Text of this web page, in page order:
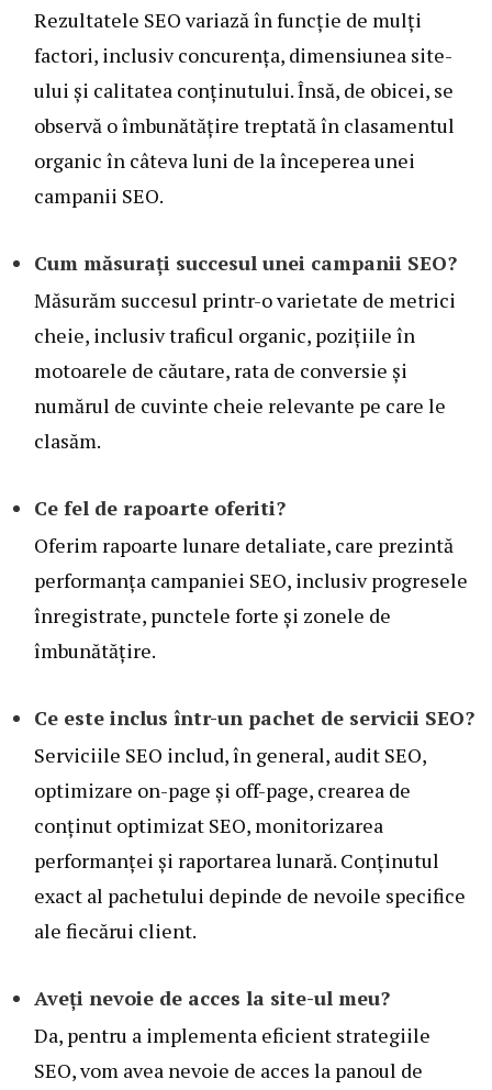
Rezultatele SEO variază în funcție de mulți
factori, inclusiv concurența, dimensiunea site-
ului și calitatea conținutului. Însă, de obicei, se
observă o îmbunătățire treptată în clasamentul
organic în câteva luni de la începerea unei
campanii SEO.
Cum măsurați succesul unei campanii SEO?
Măsurăm succesul printr-o varietate de metrici
cheie, inclusiv traficul organic, pozițiile în
motoarele de căutare, rata de conversie și
numărul de cuvinte cheie relevante pe care le
clasăm.
Ce fel de rapoarte oferiti?
Oferim rapoarte lunare detaliate, care prezintă
performanța campaniei SEO, inclusiv progresele
înregistrate, punctele forte și zonele de
îmbunătățire.
Ce este inclus într-un pachet de servicii SEO?
Serviciile SEO includ, în general, audit SEO,
optimizare on-page și off-page, crearea de
conținut optimizat SEO, monitorizarea
performanței și raportarea lunară. Conținutul
exact al pachetului depinde de nevoile specifice
ale fiecărui client.
Aveți nevoie de acces la site-ul meu?
Da, pentru a implementa eficient strategiile
SEO, vom avea nevoie de acces la panoul de